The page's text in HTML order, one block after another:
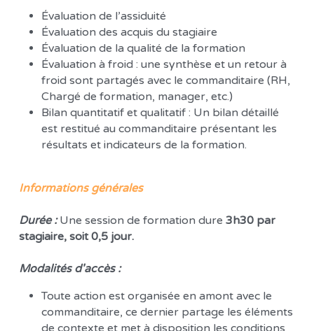
Évaluation de l’assiduité
Évaluation des acquis du stagiaire
Évaluation de la qualité de la formation
Évaluation à froid : une synthèse et un retour à
froid sont partagés avec le commanditaire (RH,
Chargé de formation, manager, etc.)
Bilan quantitatif et qualitatif : Un bilan détaillé
est restitué au commanditaire présentant les
résultats et indicateurs de la formation.
Informations générales
Durée : Une session de formation dure 3h30 par
stagiaire, soit 0,5 jour.
Modalités d'accès :
Toute action est organisée en amont avec le
commanditaire, ce dernier partage les éléments
de contexte et met à disposition les conditions